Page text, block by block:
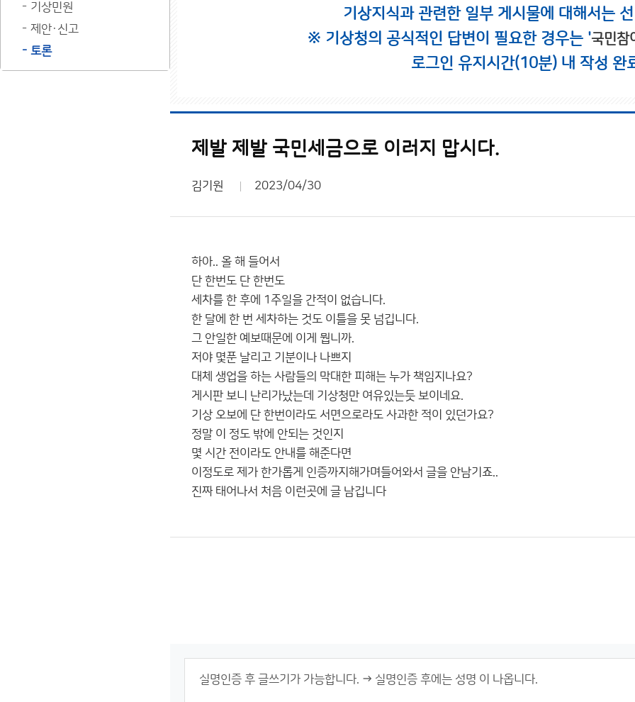
기상민원
제안·신고
토론
기상지식과 관련한 일부 게시물에 대해서는
※ 기상청의 공식적인 답변이 필요한 경우는 '국민참
로그인 유지시간(10분) 내 작성 완
제발 제발 국민세금으로 이러지 맙시다.
김기원 2023/04/30
하아.. 올 해 들어서
단 한번도 단 한번도
세차를 한 후에 1주일을 간적이 없습니다.
한 달에 한 번 세차하는 것도 이틀을 못 넘깁니다.
그 안일한 예보때문에 이게 뭡니까.
저야 몇푼 날리고 기분이나 나쁘지
대체 생업을 하는 사람들의 막대한 피해는 누가 책임지나요?
게시판 보니 난리가났는데 기상청만 여유있는듯 보이네요.
기상 오보에 단 한번이라도 서면으로라도 사과한 적이 있던가요?
정말 이 정도 밖에 안되는 것인지
몇 시간 전이라도 안내를 해준다면
이정도로 제가 한가롭게 인증까지해가며들어와서 글을 안남기죠..
진짜 태어나서 처음 이런곳에 글 남깁니다